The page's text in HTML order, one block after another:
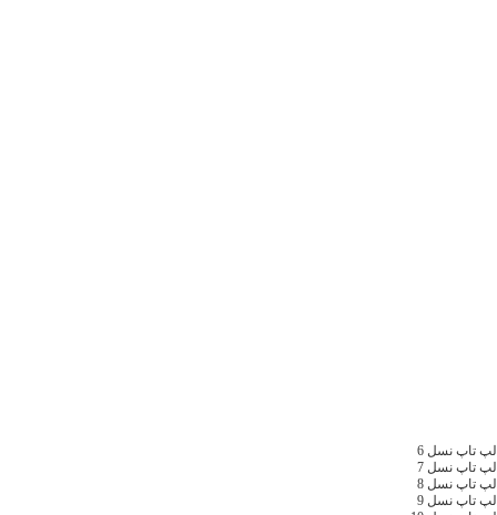
لپ تاپ نسل 6
لپ تاپ نسل 7
لپ تاپ نسل 8
لپ تاپ نسل 9